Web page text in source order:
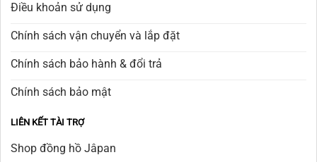
Điều khoản sử dụng
Chính sách vận chuyển và lắp đặt
Chính sách bảo hành & đổi trả
Chính sách bảo mật
LIÊN KẾT TÀI TRỢ
Shop đồng hồ Jâpan